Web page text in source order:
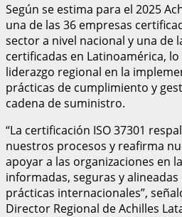
Según se estima para el 2025
una de las 36 empresas
sector a nivel nacional y una de
certificadas en Latinoamérica,
liderazgo regional en la
prácticas de cumplimiento y
cadena de suministro.
“La certificación ISO 37301
nuestros procesos y reafirma
apoyar a las organizaciones en
informadas, seguras y
prácticas internacionales”,
Director Regional de Achilles